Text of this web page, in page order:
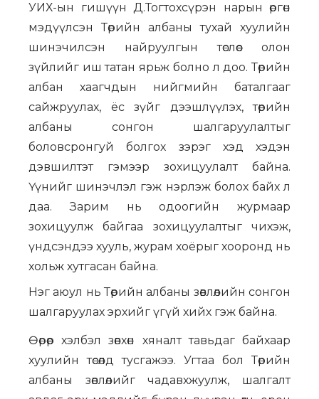
УИХ-ын гишүүн Д.Тогтохсүрэн нарын өргөн
мэдүүлсэн Төрийн албаны тухай хуулийн
шинэчилсэн найруулгын төслөөс олон
зүйлийг иш татан ярьж болно л доо. Төрийн
албан хаагчдын нийгмийн баталгааг
сайжруулах, ёс зүйг дээшлүүлэх, төрийн
албаны сонгон шалгаруулалтыг
боловсронгуй болгох зэрэг хэд хэдэн
дэвшилтэт гэмээр зохицуулалт байна.
Үүнийг шинэчлэл гэж нэрлэж болох байх л
даа. Зарим нь одоогийн журмаар
зохицуулж байгаа зохицуулалтыг чихэж,
үндсэндээ хууль, журам хоёрыг хооронд нь
хольж хутгасан байна.
Нэг аюул нь Төрийн албаны зөвлөлийн сонгон
шалгаруулах эрхийг үгүй хийх гэж байна.
Өөрөөр хэлбэл зөвхөн хяналт тавьдаг байхаар
хуулийн төсөлд тусгажээ. Угтаа бол Төрийн
албаны зөвлөлийг чадавхжуулж, шалгалт